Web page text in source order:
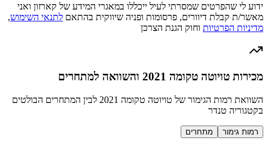
ידוע לי שהפרטים שמסרתי לעיל ייכללו במאגרי המידע של קארזון ואני
מאשר/ת קבלת דיוורים, פרסומות ופניה שיווקית בהתאם לתנאי השימוש,
מדיניות הפרטיות וחוק הגנת הצרכן
מכירות טויוטה טקומה 2021 והשוואה למתחרים
השוואת רמות הגימור של טויוטה טקומה 2021 לבין המתחרים הבולטים
בקטגוריה טנדר
רמות גימור מתחרים